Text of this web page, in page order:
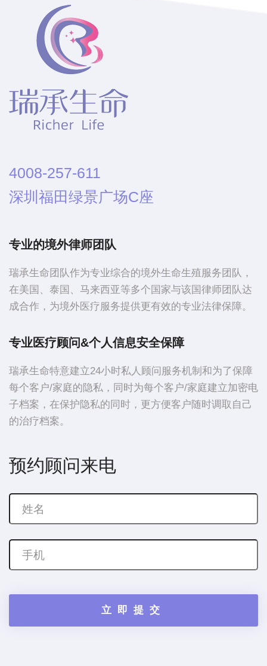
4008-257-611
深圳福田绿景广场C座
专业的境外律师团队
瑞承生命团队作为专业综合的境外生命生殖服务团队，
在美国、泰国、马来西亚等多个国家与该国律师团队达
成合作，为境外医疗服务提供更有效的专业法律保障。
专业医疗顾问&个人信息安全保障
瑞承生命特意建立24小时私人顾问服务机制和为了保障
每个客户/家庭的隐私，同时为每个客户/家庭建立加密电
子档案，在保护隐私的同时，更方便客户随时调取自己
的治疗档案。
预约顾问来电